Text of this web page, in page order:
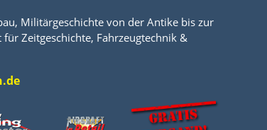
Militärgeschichte von der Antike bis zur
Zeitgeschichte, Fahrzeugtechnik &